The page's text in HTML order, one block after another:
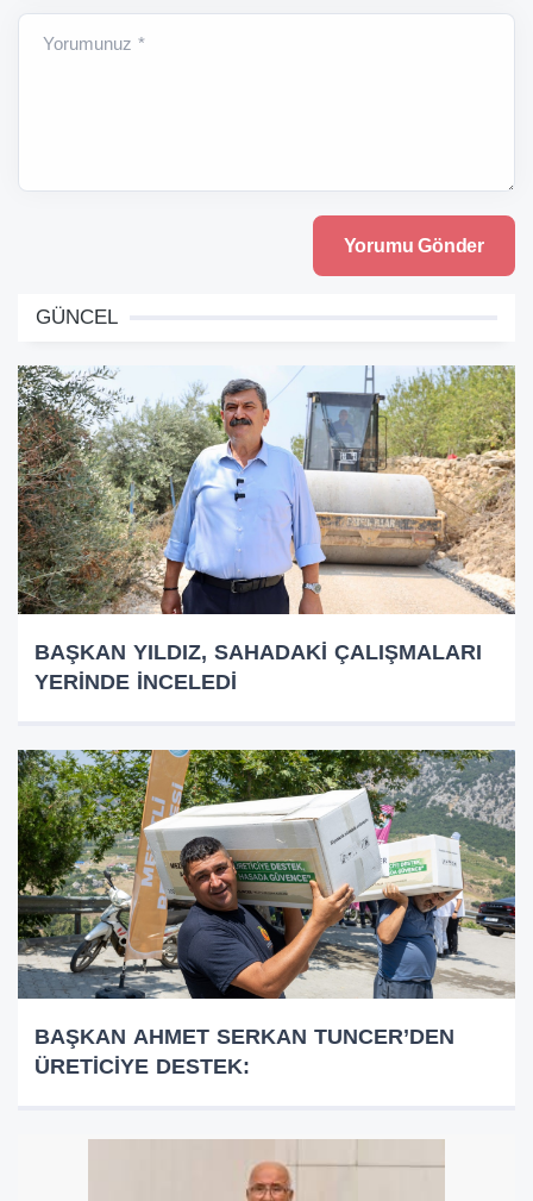
Yorumunuz *
GÜNCEL
BAŞKAN YILDIZ, SAHADAKİ ÇALIŞMALARI
YERİNDE İNCELEDİ
BAŞKAN AHMET SERKAN TUNCER’DEN
ÜRETİCİYE DESTEK: